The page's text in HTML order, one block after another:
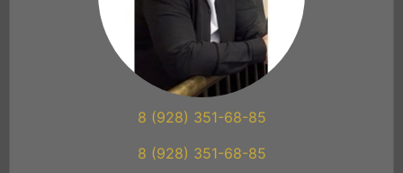
8 (928) 351-68-85
8 (928) 351-68-85